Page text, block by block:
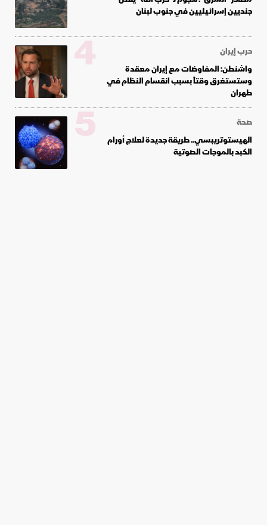
جنديين إسرائيليين في جنوب لبنان
حرب إيران
واشنطن: المفاوضات مع إيران معقدة
وستستغرق وقتاً بسبب انقسام النظام في
طهران
4
صحة
الهيستوتريبسي.. طريقة جديدة لعلاج أورام
الكبد بالموجات الصوتية
5